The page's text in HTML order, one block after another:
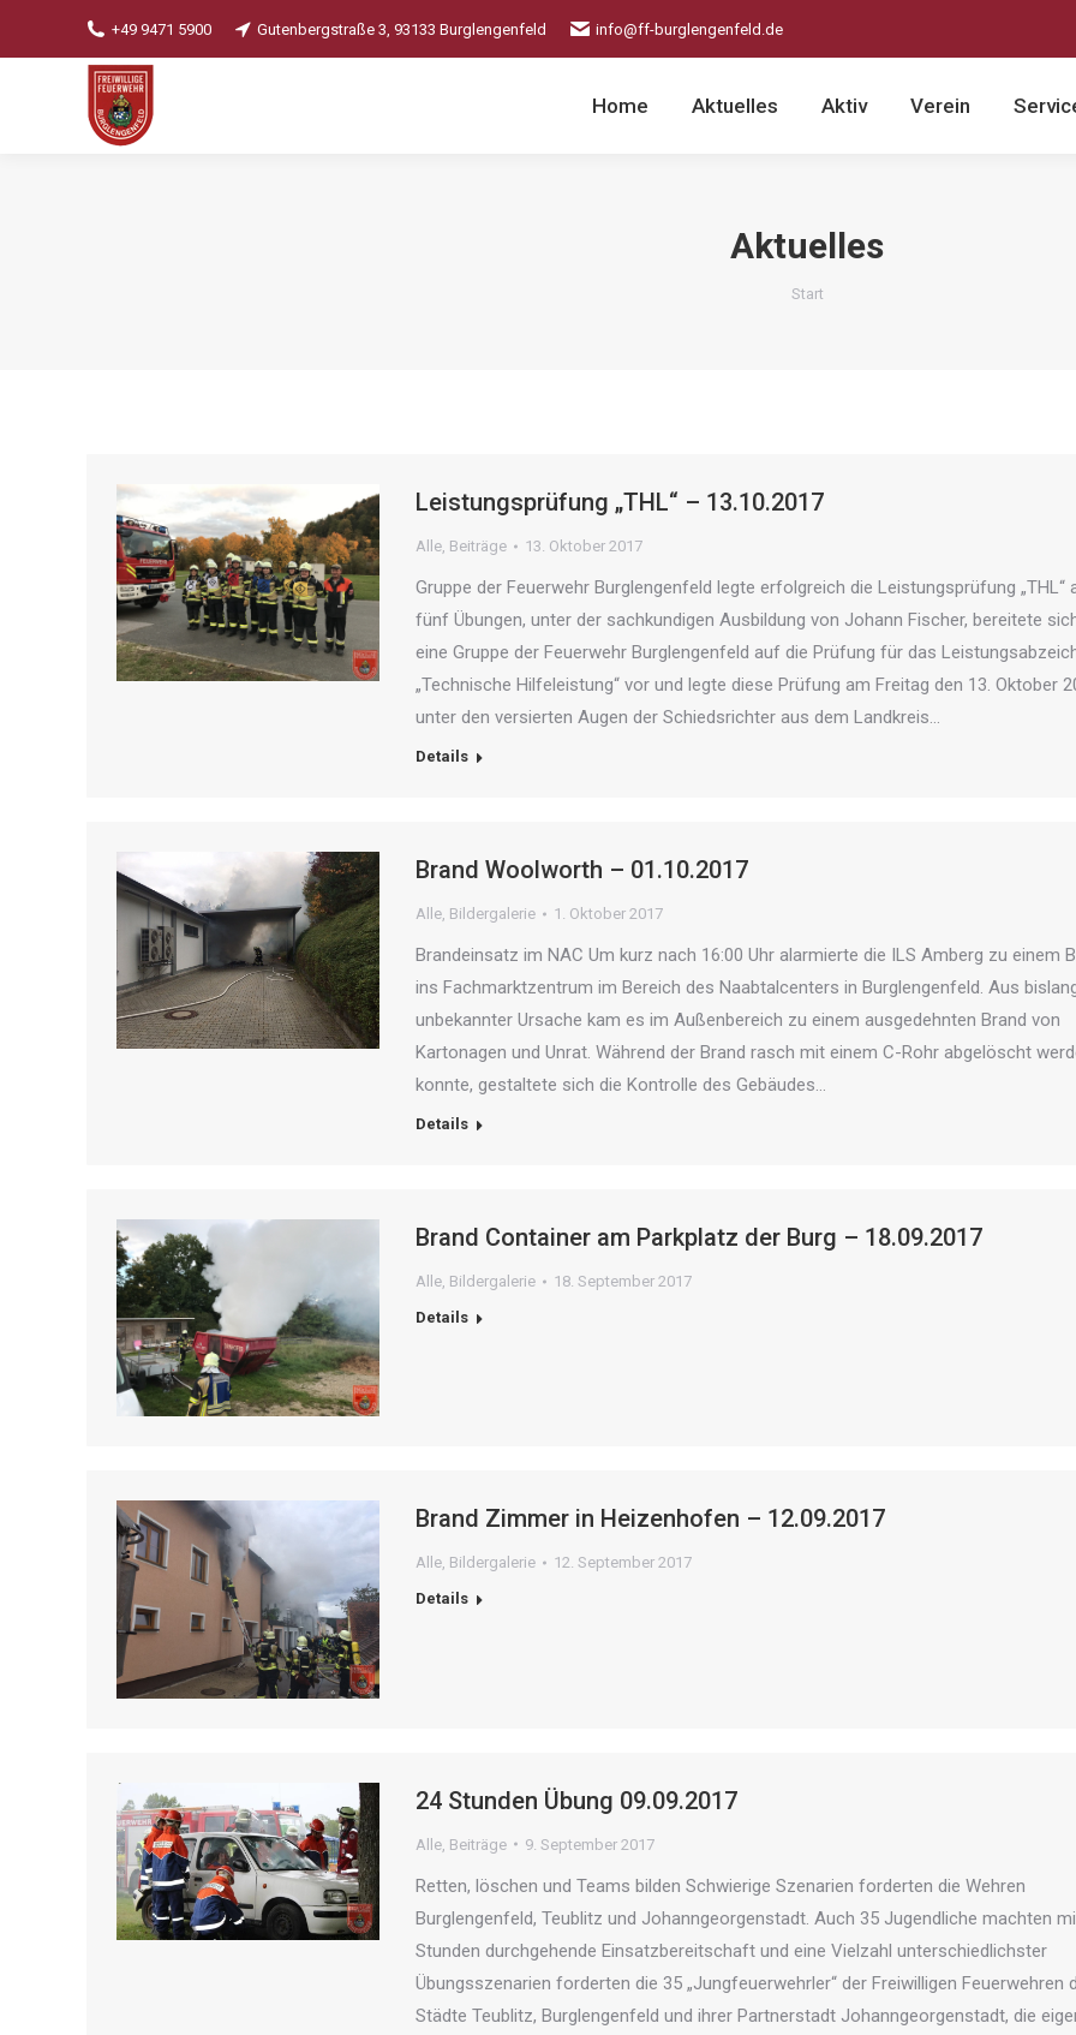
+49 9471 5900 Gutenbergstraße 3, 93133 Burglengenfeld info@ff-burglengenfeld.de
Home Aktuelles Aktiv Verein
Aktuelles
Sie befinden sich hier:
Start
Leistungsprüfung „THL“ – 13.10.2017
Alle, Beiträge 13. Oktober 2017
Gruppe der Feuerwehr Burglengenfeld legte erfolgreich die Leistungsprüfung „THL“
fünf Übungen, unter der sachkundigen Ausbildung von Johann Fischer, bereitete
eine Gruppe der Feuerwehr Burglengenfeld auf die Prüfung für das
„Technische Hilfeleistung“ vor und legte diese Prüfung am Freitag den 13. Oktober
unter den versierten Augen der Schiedsrichter aus dem Landkreis…
Details
Brand Woolworth – 01.10.2017
Alle, Bildergalerie 1. Oktober 2017
Brandeinsatz im NAC Um kurz nach 16:00 Uhr alarmierte die ILS Amberg zu einem
ins Fachmarktzentrum im Bereich des Naabtalcenters in Burglengenfeld. Aus
unbekannter Ursache kam es im Außenbereich zu einem ausgedehnten Brand von
Kartonagen und Unrat. Während der Brand rasch mit einem C-Rohr abgelöscht
konnte, gestaltete sich die Kontrolle des Gebäudes…
Details
Brand Container am Parkplatz der Burg – 18.09.2017
Alle, Bildergalerie
18. September 2017
Details
Brand Zimmer in Heizenhofen – 12.09.2017
Alle, Bildergalerie
12. September 2017
Details
24 Stunden Übung 09.09.2017
Alle Beiträge 9. September 2017
Retten, löschen und Teams bilden Schwierige Szenarien forderten die Wehren
Burglengenfeld, Teublitz und Johanngeorgenstadt. Auch 35 Jugendliche machten
Stunden durchgehende Einsatzbereitschaft und eine Vielzahl unterschiedlichster
Übungsszenarien forderten die 35 „Jungfeuerwehrler“ der Freiwilligen Feuerwehren
Städte Teublitz, Burglengenfeld und ihrer Partnerstadt Johanngeorgenstadt, die